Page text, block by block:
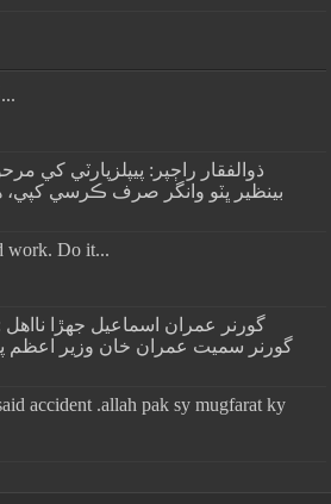
ذوالفقار راڄپر: پيپلزپارٽي کي
بينظير ڀٽو وانگر صرف ڪرسي
work. Do it...
گورنر سميت عمران خان وزير اعظم
accident .allah pak sy mugfarat ky